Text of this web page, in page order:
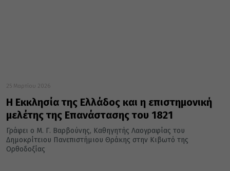
25 Μαρτίου 2026
Η Εκκλησία της Ελλάδος και η επιστημονική
μελέτης της Επανάστασης του 1821
Γράφει ο Μ. Γ. Βαρβούνης, Καθηγητής Λαογραφίας του
Δημοκρίτειου Πανεπιστήμιου Θράκης στην Κιβωτό της
Ορθοδοξίας